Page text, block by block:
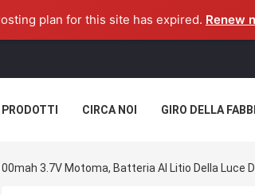
plan for this site has expired. Renew
PRODOTTI CIRCA NOI GIRO DELLA
3.7V Motoma, Batteria Al Litio Della Luce